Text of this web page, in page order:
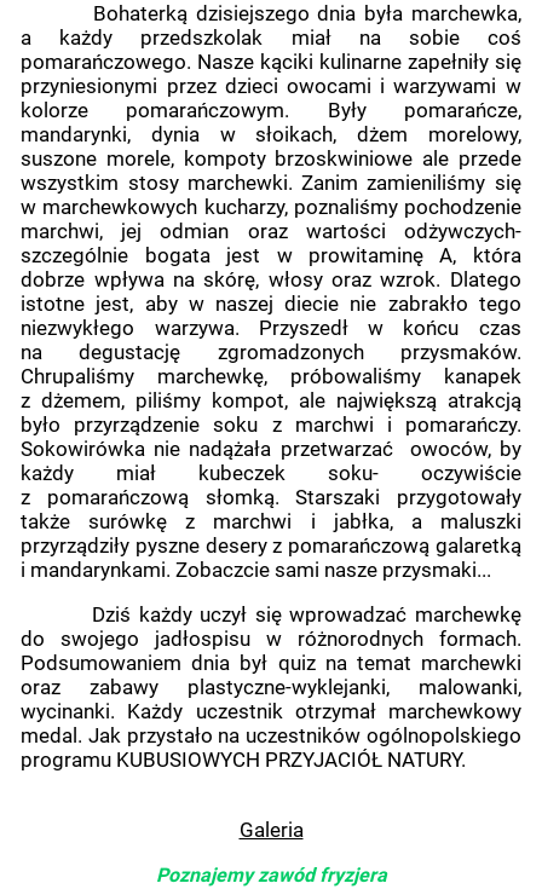
Bohaterką dzisiejszego dnia była marchewka,
a każdy przedszkolak miał na sobie coś
pomarańczowego. Nasze kąciki kulinarne zapełniły się
przyniesionymi przez dzieci owocami i warzywami w
kolorze pomarańczowym. Były pomarańcze,
mandarynki, dynia w słoikach, dżem morelowy,
suszone morele, kompoty brzoskwiniowe ale przede
wszystkim stosy marchewki. Zanim zamieniliśmy się
w marchewkowych kucharzy, poznaliśmy pochodzenie
marchwi, jej odmian oraz wartości odżywczych-
szczególnie bogata jest w prowitaminę A, która
dobrze wpływa na skórę, włosy oraz wzrok. Dlatego
istotne jest, aby w naszej diecie nie zabrakło tego
niezwykłego warzywa. Przyszedł w końcu czas
na degustację zgromadzonych przysmaków.
Chrupaliśmy marchewkę, próbowaliśmy kanapek
z dżemem, piliśmy kompot, ale największą atrakcją
było przyrządzenie soku z marchwi i pomarańczy.
Sokowirówka nie nadążała przetwarzać owoców, by
każdy miał kubeczek soku- oczywiście
z pomarańczową słomką. Starszaki przygotowały
także surówkę z marchwi i jabłka, a maluszki
przyrządziły pyszne desery z pomarańczową galaretką
i mandarynkami. Zobaczcie sami nasze przysmaki...
Dziś każdy uczył się wprowadzać marchewkę
do swojego jadłospisu w różnorodnych formach.
Podsumowaniem dnia był quiz na temat marchewki
oraz zabawy plastyczne-wyklejanki, malowanki,
wycinanki. Każdy uczestnik otrzymał marchewkowy
medal. Jak przystało na uczestników ogólnopolskiego
programu KUBUSIOWYCH PRZYJACIÓŁ NATURY.
Galeria
Poznajemy zawód fryzjera